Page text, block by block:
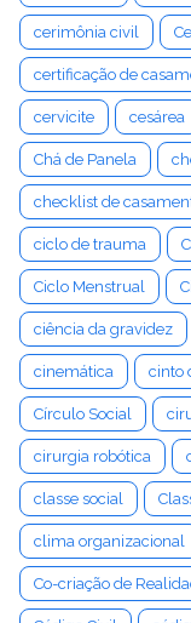
cerimônia civil
certificação de
cervicite cesárea
Chá de Panela
checklist de
ciclo de trauma
Ciclo Menstrual
ciência da gravidez
cinemática cinto
Círculo Social
cirurgia robótica
classe social
clima organizacional
Co-criação de